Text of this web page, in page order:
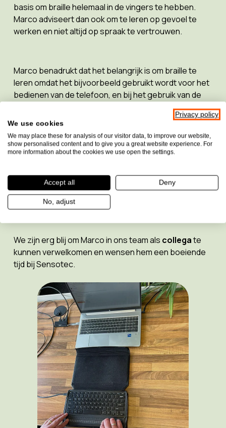
basis om braille helemaal in de vingers te hebben.
Marco adviseert dan ook om te leren op gevoel te
werken en niet altijd op spraak te vertrouwen.
Marco benadrukt dat het belangrijk is om braille te
leren omdat het bijvoorbeeld gebruikt wordt voor het
bedienen van de telefoon, en bij het gebruik van de
computer op het werk of thuis. Het biedt je toegang
tot digitale informatie en is belangrijk om
aansluiting
te vinden op de arbeidsmarkt.
Marco gebruiktverschillende hulpmiddelen
voor zijn smartphone. Hij heeft ook een
keukenweegschaal, personenweegschaal en
kleurendetector om hem te helpen in het dagelijks
We zijn erg blij om Marco in ons team als collegate
kunnen verwelkomen en wensen hem een boeiende
tijd bij Sensotec.
Privacy policy
We use cookies
We may place these for analysis of our visitor data, to improve our website,
show personalised content and to give you a great website experience. For
more information about the cookies we use open the settings.
Accept all Deny
No, adjust